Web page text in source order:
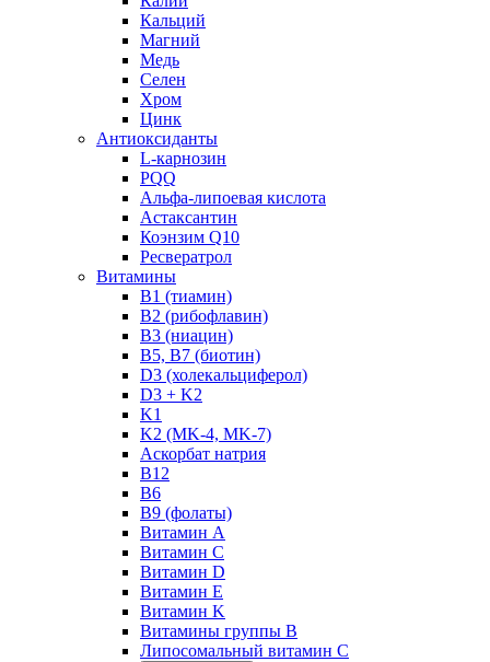
Кальций
Магний
Медь
Селен
Хром
Цинк
Антиоксиданты
L-карнозин
PQQ
Альфа-липоевая кислота
Астаксантин
Коэнзим Q10
Ресвератрол
Витамины
B1 (тиамин)
B2 (рибофлавин)
B3 (ниацин)
B5, B7 (биотин)
D3 (холекальциферол)
D3 + K2
K1
K2 (MK-4, MK-7)
Аскорбат натрия
В12
В6
В9 (фолаты)
Витамин A
Витамин C
Витамин D
Витамин E
Витамин K
Витамины группы B
Липосомальный витамин C